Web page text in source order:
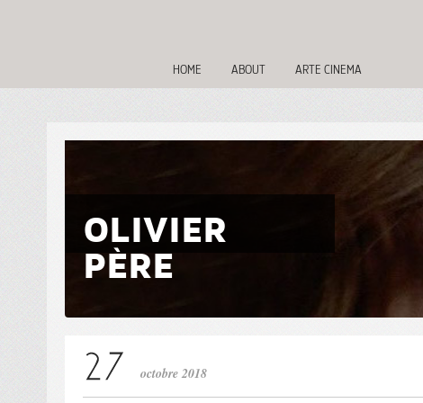
HOME ABOUT ARTE CINEMA
OLIVIER
PÈRE
octobre 2018